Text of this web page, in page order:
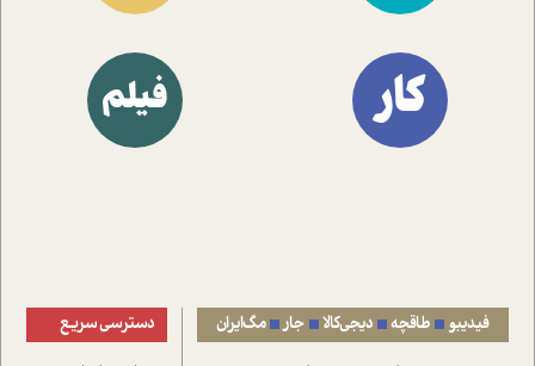
کار فیلم
فیدیبو طاقچه دیجی‌کالا جار مگ‌ایران دسترسی سریع